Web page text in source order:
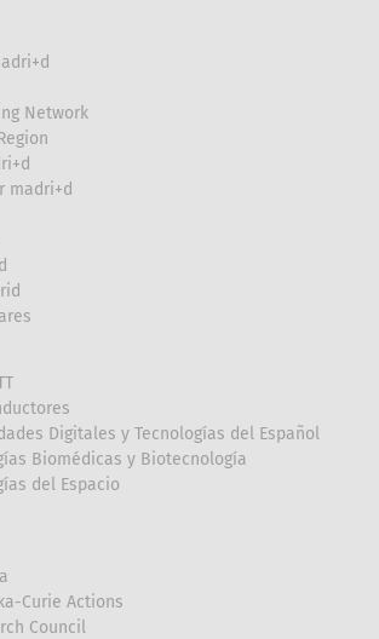
Network
madri+d
Digitales y Tecnologías del Español
Biomédicas y Biotecnología
del Espacio
Curie Actions
Council